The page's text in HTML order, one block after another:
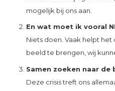
mogelijk bij ons aan.
En wat moet ik vooral
Niets doen. Vaak helpt
beeld te brengen, wij
Samen zoeken naar de
Deze crisis treft ons